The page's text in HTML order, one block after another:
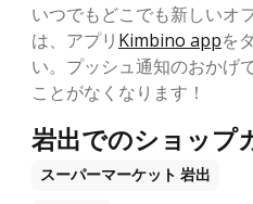
いつでもどこでも新しいオ
は、アプリ Kimbino appを
い。プッシュ通知のおかげ
ことがなくなります！
岩出でのショップ
スーパーマーケット 岩出